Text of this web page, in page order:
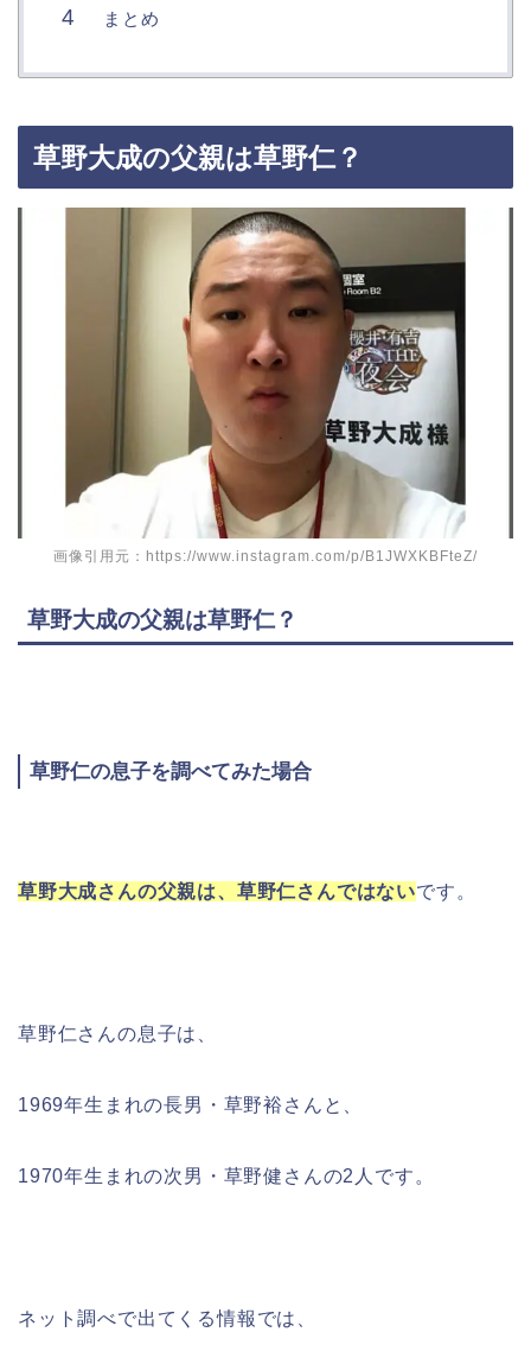
まとめ
草野大成の父親は草野仁？
画像引用元：https://www.instagram.com/p/B1JWXKBFteZ/
草野大成の父親は草野仁？
草野仁の息子を調べてみた場合
草野大成さんの父親は、草野仁さんではないです。
草野仁さんの息子は、
1969年生まれの長男・草野裕さんと、
1970年生まれの次男・草野健さんの2人です。
ネット調べで出てくる情報では、